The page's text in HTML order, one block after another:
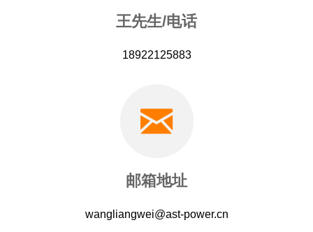
王先生/电话
18922125883
邮箱地址
wangliangwei@ast-power.cn